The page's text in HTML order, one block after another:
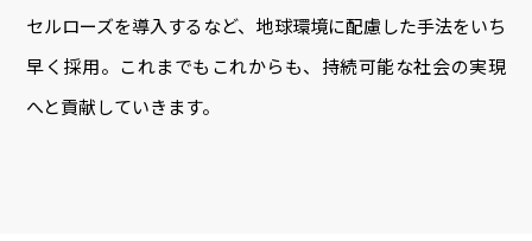
セルローズを導入するなど、地球環境に配慮した手法をいち
早く採用。これまでもこれからも、持続可能な社会の実現
へと貢献していきます。